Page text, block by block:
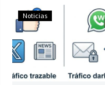
Noticias